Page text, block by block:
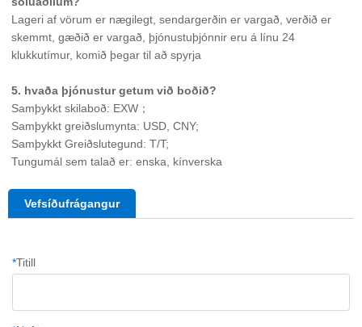
Lageri af vörum er nægilegt, sendargerðin er vargað, verðið er
skemmt, gæðið er vargað, þjónustuþjónnir eru á línu 24
klukkutímur, komið þegar til að spyrja
5. hvaða þjónustur getum við boðið?
Samþykkt skilaboð: EXW；
Samþykkt greiðslumynta: USD, CNY;
Samþykkt Greiðslutegund: T/T;
Tungumál sem talað er: enska, kínverska
Vefsíðufrágangur
*Titill